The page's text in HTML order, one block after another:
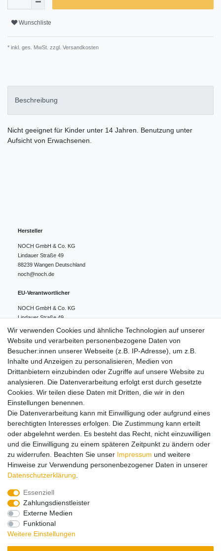
Wunschliste
* inkl. ges. MwSt. zzgl. Versandkosten
Beschreibung
Nicht geeignet für Kinder unter 14 Jahren. Benutzung unter
Aufsicht von Erwachsenen.
Hersteller
NOCH GmbH & Co. KG
Lindauer Straße 49
88239 Wangen Deutschland
noch@noch.de
EU-Verantwortlicher
NOCH GmbH & Co. KG
Lindauer Straße 49
Wangen
Deutschland
Hinweise zur Batterieentsorgung
Lieferung und Versand
Impressum Daten­schutz­erklärung AGB
Barrierefreiheitserklärung
Vertrag widerrufen
Zahlungsarten:
Wir verwenden Cookies und ähnliche Technologien auf unserer
Website und verarbeiten personenbezogene Daten von
Besucher:innen unserer Webseite (z.B. IP-Adresse), um z.B.
Inhalte und Anzeigen zu personalisieren, Medien von
Drittanbietern einzubinden oder Zugriffe auf unsere Website zu
analysieren. Die Datenverarbeitung erfolgt erst durch gesetzte
Cookies. Wir teilen diese Daten mit Dritten, die wir in den
Einstellungen benennen.
Die Datenverarbeitung kann mit Einwilligung oder aufgrund eines
berechtigten Interesses erfolgen. Die Zustimmung kann erteilt
oder abgelehnt werden. Es besteht das Recht, nicht einzuwilligen
und die Einwilligung zu einem späteren Zeitpunkt zu ändern oder
zu widerrufen. Beachten Sie unser Impressum und weitere
Hinweise zur Verwendung personenbezogener Daten in unserer
Daten­schutz­erklärung
Essenziell
Zahlungsdienstleister
Externe Medien
Funktional
Weitere Einstellungen